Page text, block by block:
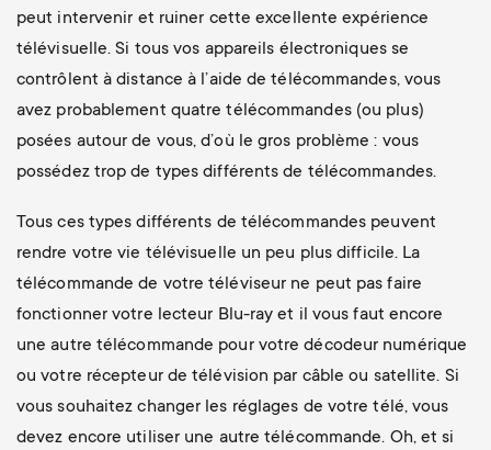
peut intervenir et ruiner cette excellente expérience
télévisuelle. Si tous vos appareils électroniques se
contrôlent à distance à l’aide de télécommandes, vous
avez probablement quatre télécommandes (ou plus)
posées autour de vous, d’où le gros problème : vous
possédez trop de types différents de télécommandes.
Tous ces types différents de télécommandes peuvent
rendre votre vie télévisuelle un peu plus difficile. La
télécommande de votre téléviseur ne peut pas faire
fonctionner votre lecteur Blu-ray et il vous faut encore
une autre télécommande pour votre décodeur numérique
ou votre récepteur de télévision par câble ou satellite. Si
vous souhaitez changer les réglages de votre télé, vous
devez encore utiliser une autre télécommande. Oh, et si